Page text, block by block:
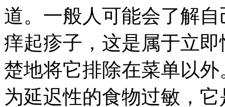
道。一般人可能会了解
痒起疹子，这是属于立
楚地将它排除在菜单以
为延迟性的食物过敏，